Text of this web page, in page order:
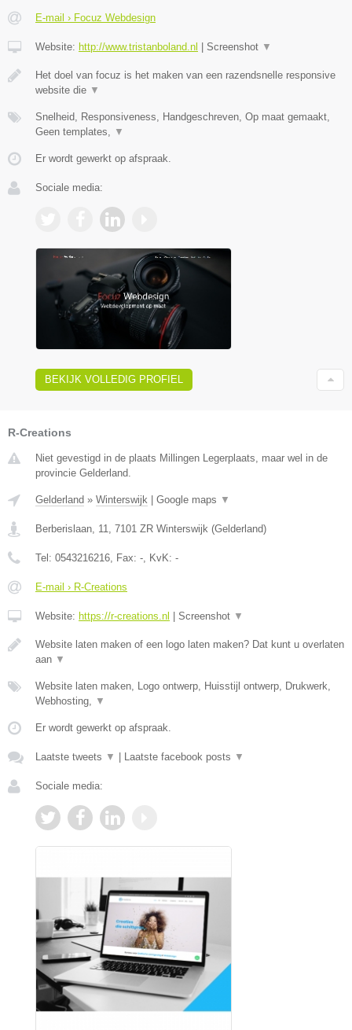
E-mail › Focuz Webdesign
Website: http://www.tristanboland.nl | Screenshot ▼
Het doel van focuz is het maken van een razendsnelle responsive
website die ▼
Snelheid, Responsiveness, Handgeschreven, Op maat gemaakt,
Geen templates,
▼
Er wordt gewerkt op afspraak.
Sociale media:
BEKIJK VOLLEDIG PROFIEL
R-Creations
Niet gevestigd in de plaats Millingen Legerplaats, maar wel in de
provincie Gelderland.
Gelderland » Winterswijk | Google maps ▼
Berberislaan, 11 7101 ZR Winterswijk (Gelderland)
Tel: 0543216216 , Fax: - , KvK: -
E-mail › R-Creations
Website: https://r-creations.nl | Screenshot ▼
Website laten maken of een logo laten maken? Dat kunt u overlaten
aan ▼
Website laten maken, Logo ontwerp, Huisstijl ontwerp, Drukwerk,
Webhosting,
▼
Er wordt gewerkt op afspraak.
Laatste tweets ▼ | Laatste facebook posts ▼
Sociale media: